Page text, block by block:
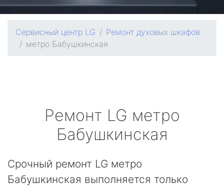
Сервисный центр LG
Ремонт духовых шкафов
метро Бабушкинская
Ремонт LG метро
Бабушкинская
Срочный ремонт LG метро
Бабушкинская выполняется только